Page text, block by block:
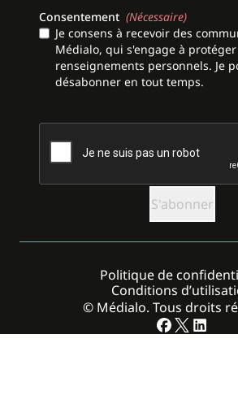
Consentement (Nécessaire)
Je consens à recevoir des
Médialo, qui s'engage à protéger
renseignements personnels. Je
désabonner en tout temps.
© Médialo. Tous droits
Politique de
Conditions